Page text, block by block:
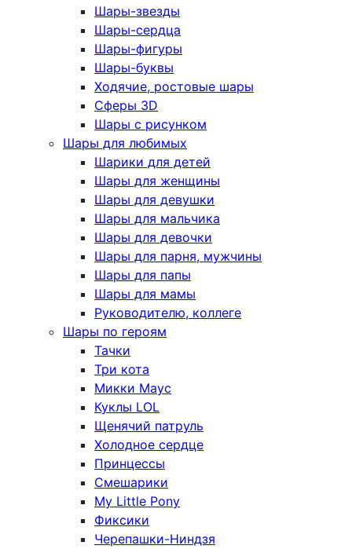
Шары-звезды
Шары-сердца
Шары-фигуры
Шары-буквы
Ходячие, ростовые шары
Сферы 3D
Шары с рисунком
Шары для любимых
Шарики для детей
Шары для женщины
Шары для девушки
Шары для мальчика
Шары для девочки
Шары для парня, мужчины
Шары для папы
Шары для мамы
Руководителю, коллеге
Шары по героям
Тачки
Три кота
Микки Маус
Куклы LOL
Щенячий патруль
Холодное сердце
Принцессы
Смешарики
My Little Pony
Фиксики
Черепашки-Ниндзя